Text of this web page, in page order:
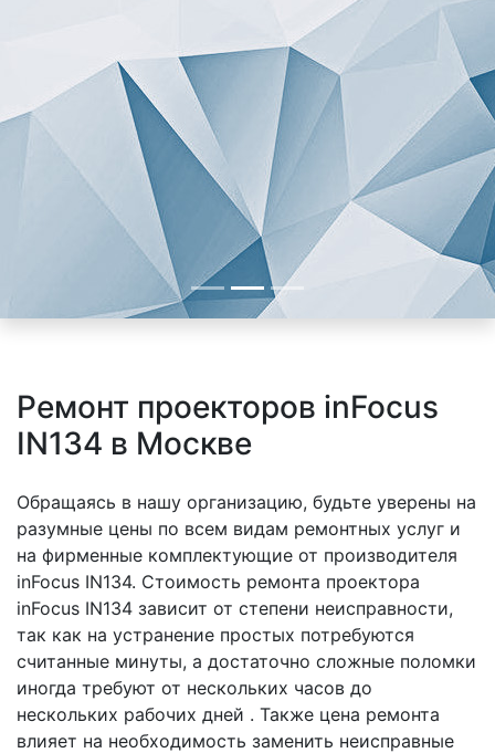
Ремонт проекторов inFocus
IN134 в Москве
Обращаясь в нашу организацию, будьте уверены на
разумные цены по всем видам ремонтных услуг и
на фирменные комплектующие от производителя
inFocus IN134. Стоимость ремонта проектора
inFocus IN134 зависит от степени неисправности,
так как на устранение простых потребуются
считанные минуты, а достаточно сложные поломки
иногда требуют от нескольких часов до
нескольких рабочих дней . Также цена ремонта
влияет на необходимость заменить неисправные